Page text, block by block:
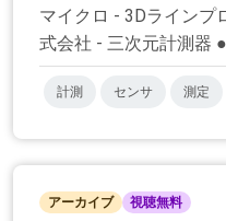
マイクロ - 3Dラインプ
式会社 - 三次元計測器
計測 センサ 測定
アーカイブ 視聴無料